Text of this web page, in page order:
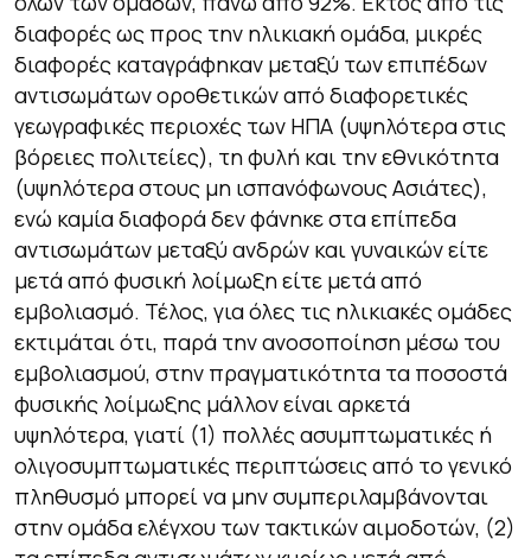
διαφορές ως προς την ηλικιακή ομάδα, μικρές
διαφορές καταγράφηκαν μεταξύ των επιπέδων
αντισωμάτων οροθετικών από διαφορετικές
γεωγραφικές περιοχές των ΗΠΑ (υψηλότερα στις
βόρειες πολιτείες), τη φυλή και την εθνικότητα
(υψηλότερα στους μη ισπανόφωνους Ασιάτες),
ενώ καμία διαφορά δεν φάνηκε στα επίπεδα
αντισωμάτων μεταξύ ανδρών και γυναικών είτε
μετά από φυσική λοίμωξη είτε μετά από
εμβολιασμό. Τέλος, για όλες τις ηλικιακές ομάδες
εκτιμάται ότι, παρά την ανοσοποίηση μέσω του
εμβολιασμού, στην πραγματικότητα τα ποσοστά
φυσικής λοίμωξης μάλλον είναι αρκετά
υψηλότερα, γιατί (1) πολλές ασυμπτωματικές ή
ολιγοσυμπτωματικές περιπτώσεις από το γενικό
πληθυσμό μπορεί να μην συμπεριλαμβάνονται
στην ομάδα ελέγχου των τακτικών αιμοδοτών, (2)